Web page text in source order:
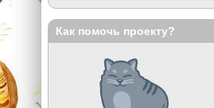
Как помочь проекту?